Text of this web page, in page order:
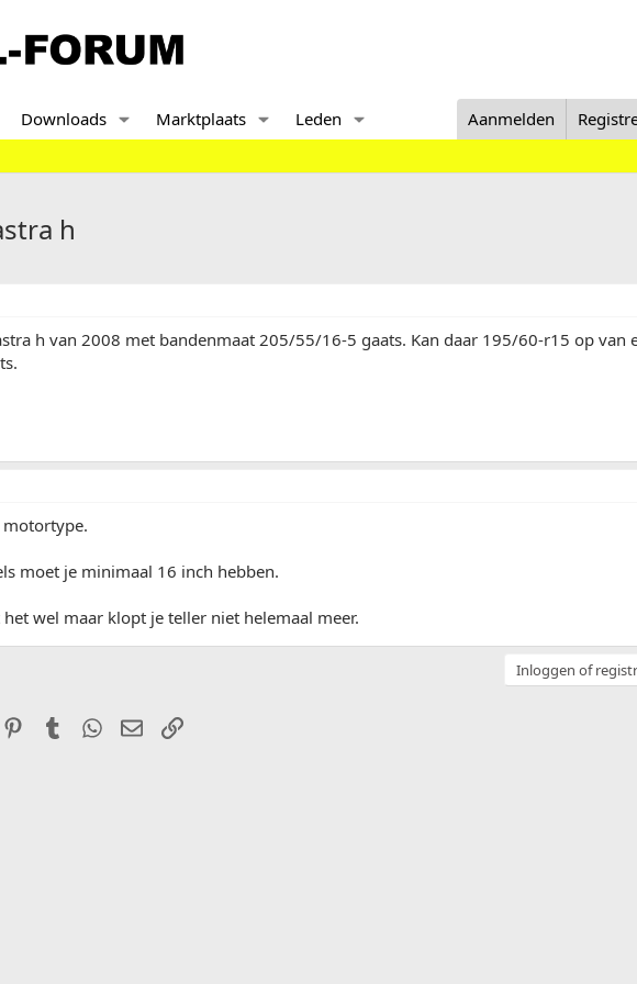
Downloads Marktplaats Leden Aanmelden
h
h van 2008 met bandenmaat 205/55/16-5 gaats. Kan daar 195/60-r15 op van
motortype.
moet je minimaal 16 inch hebben.
wel maar klopt je teller niet helemaal meer.
Inloggen of
PinterestTumblr WhatsApp
E-mailLink